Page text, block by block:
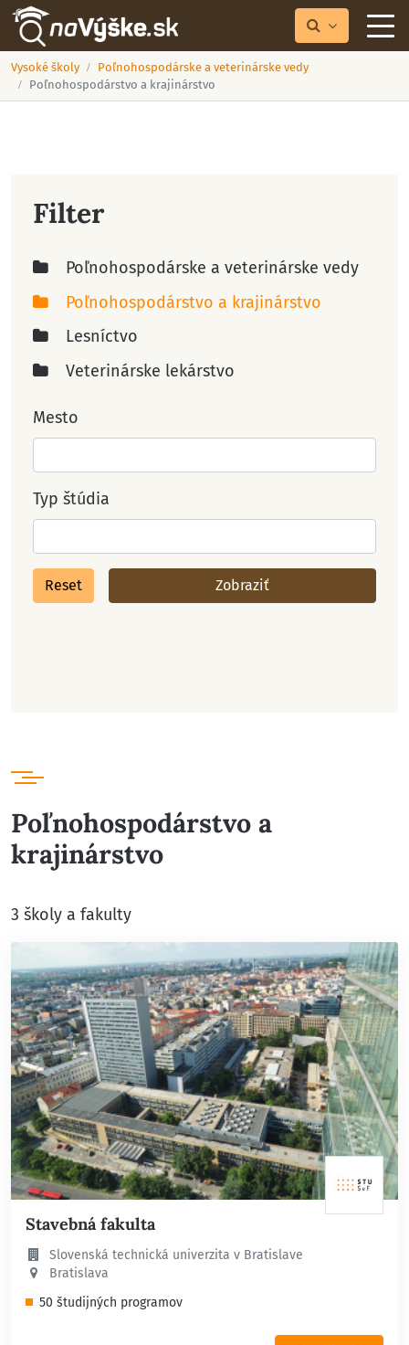
Vysoké školy
Poľnohospodárske a veterinárske vedy
Poľnohospodárstvo a krajinárstvo
Filter
Poľnohospodárske a veterinárske vedy
Poľnohospodárstvo a krajinárstvo
Lesníctvo
Veterinárske lekárstvo
Mesto
Typ štúdia
Reset Zobraziť
Poľnohospodárstvo a
krajinárstvo
3 školy a fakulty
Stavebná fakulta
Slovenská technická univerzita v Bratislave
Bratislava
50 študijných programov